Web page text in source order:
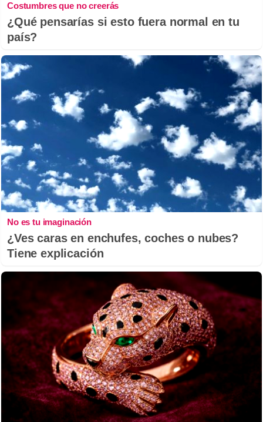
Costumbres que no creerás
¿Qué pensarías si esto fuera normal en tu
país?
No es tu imaginación
¿Ves caras en enchufes, coches o nubes?
Tiene explicación